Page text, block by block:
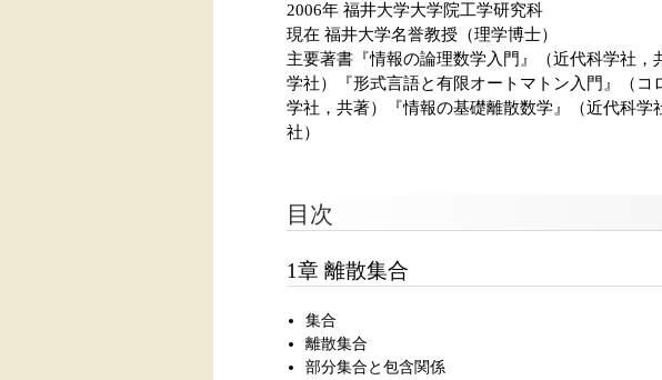
2006年 福井大学大学院工学研究科
現在 福井大学名誉教授（理学博士）
主要著書『情報の論理数学入門』（近代科学社
学社）『形式言語と有限オートマトン入門』（
学社，共著）『情報の基礎離散数学』（近代科
社）
目次
1章 離散集合
集合
離散集合
部分集合と包含関係